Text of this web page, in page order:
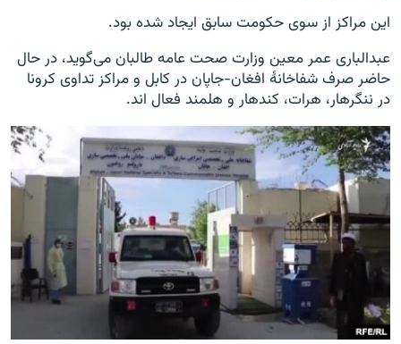
این مراکز از سوی حکومت سابق ایجاد شده بود.
عبدالباری عمر معین وزارت صحت عامه طالبان می‌گوید، در حال
حاضر صرف شفاخانۀ افغان-جاپان در کابل و مراکز تداوی کرونا
در ننگرهار، هرات، کندهار و هلمند فعال اند.